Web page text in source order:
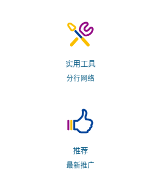
实用工具
分行网络
推荐
最新推广